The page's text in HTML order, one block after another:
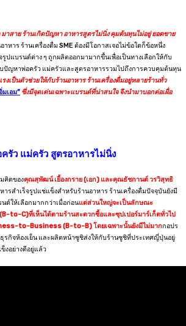
าสาย ร้านเกิดปัญหา อาหารสูตรไม่นิ่ง คุมต้นทุนไม่อยู่ ยอดขาย
หาร ร้านเครื่องดื่ม SME ต้องมีโอกาสเจอไม่ข้อใดก็ข้อหนึ่ง
รูปแบรนด์ต่าง ๆ ถูกผลิตออกมามากขึ้นเพื่อเป็นทางเลือกให้กับ
ปัญหาพ่อครัว แม่ครัวและสูตรอาหารรวมไปถึงการควบคุมต้นทุน
งเป็นตัวช่วยให้กับร้านอาหาร ร้านเครื่องดื่มอยู่หลายร้านทั่ว
มเอม” ซึ่งมีจุดเด่นเฉพาะแบรนด์ที่น่าสนใจ จึงนำมาบอกต่อเผื่อ
รัว แม่ครัว สูตรอาหารไม่นิ่ง
คิดของคุณสุพัฒน์ เยื้องกราย (เอก) และคุณธัชกานต์ วรวิสุทธิ
ารสำเร็จรูปแช่แข็งสำหรับร้านอาหาร ร้านเครื่องดื่มปัจจุบันยังมี
ด์ให้เลือกมากกว่าเมื่อก่อนแต่ส่วนใหญ่จะเป็นลักษณะ
to-C)ที่เห็นได้ตามร้านสะดวกซื้อและซุปเปอร์มาร์เก็ตทั่วไป
to-Business (B-to-B) โดยเฉพาะนั้นยังมีไม่มากกอปร
รกิจห้องเย็น และผลิตหน้าซูชิส่งให้กับร้านซูชิที่ประเทศญี่ปุ่นอยู่
งอย่างดีอยู่แล้ว